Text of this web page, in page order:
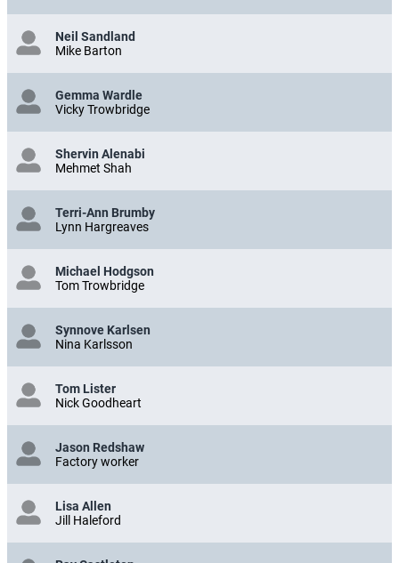
Neil Sandland
Mike Barton
Gemma Wardle
Vicky Trowbridge
Shervin Alenabi
Mehmet Shah
Terri-Ann Brumby
Lynn Hargreaves
Michael Hodgson
Tom Trowbridge
Synnove Karlsen
Nina Karlsson
Tom Lister
Nick Goodheart
Jason Redshaw
Factory worker
Lisa Allen
Jill Haleford